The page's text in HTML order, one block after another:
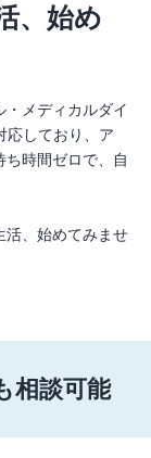
、始め
・メディカルダイ
応しており、ア
時間ゼロで、自
活、始めてみませ
相談可能